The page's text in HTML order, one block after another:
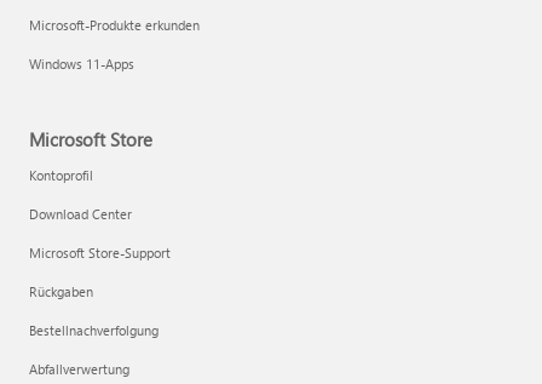
Microsoft-Produkte erkunden
Windows 11-Apps
Microsoft Store
Kontoprofil
Download Center
Microsoft Store-Support
Rückgaben
Bestellnachverfolgung
Abfallverwertung